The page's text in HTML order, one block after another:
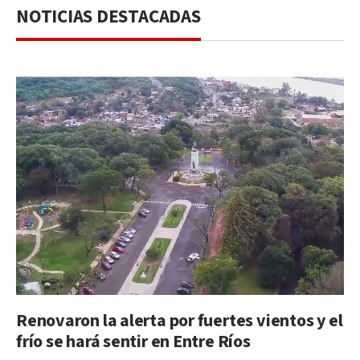
NOTICIAS DESTACADAS
Renovaron la alerta por fuertes vientos y el
frío se hará sentir en Entre Ríos